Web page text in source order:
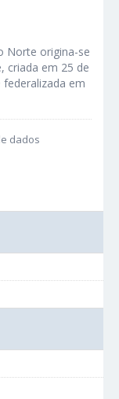
Norte origina-se
criada em 25 de
em
dados